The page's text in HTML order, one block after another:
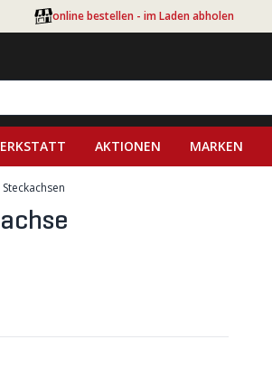
online bestellen - im Laden abholen
AKTIONEN MARKEN